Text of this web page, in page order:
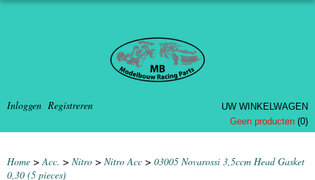
Inloggen Registreren
UW WINKELWAGEN
Geen producten (0)
Home >Acc. > Nitro > Nitro Acc > 03005 Novarossi 3,5ccm Head Gasket
0,30 (5 pieces)